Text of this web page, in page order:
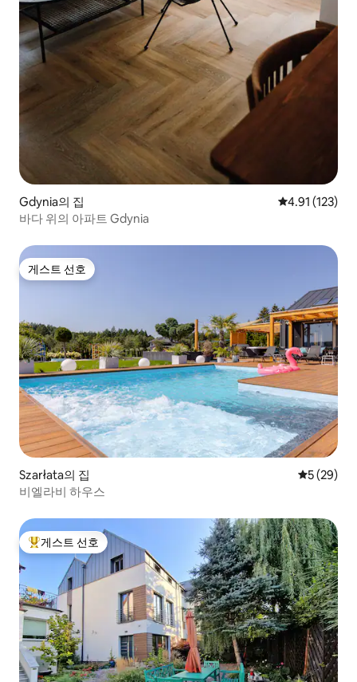
Gdynia의 집 평점 4.91점(5
4.91 (123)
바다 위의 아파트 Gdynia
게스트 선호
게스트 선호
Szarłata의 집 평점 5점(5
5 (29)
비엘라비 하우스
상위 게스트 선호
게스트 선호